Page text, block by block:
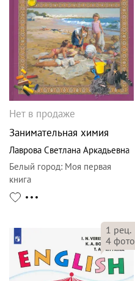
Нет в продаже
Занимательная химия
Лаврова Светлана Аркадьевна
Белый город: Моя первая
книга
1 рец.
4 фото